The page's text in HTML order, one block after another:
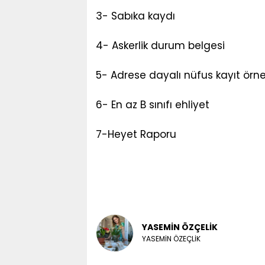
3- Sabıka kaydı
4- Askerlik durum belgesi
5- Adrese dayalı nüfus kayıt
6- En az B sınıfı ehliyet
7-Heyet Raporu
YASEMİN ÖZÇELİK
YASEMİN ÖZEÇLİK